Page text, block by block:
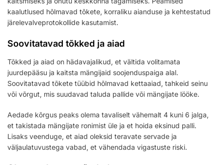
kaalutlused hõlmavad tõkete, korraliku aianduse ja kehtestatud
järelevalveprotokollide kasutamist.
Soovitatavad tõkked ja aiad
Tõkked ja aiad on hädavajalikud, et vältida volitamata
juurdepääsu ja kaitsta mängijaid soojenduspaiga alal.
Soovitatavad tõkete tüübid hõlmavad kettaaiad, tahkeid seinu
või võrgut, mis suudavad taluda pallide või mängijate lööke.
Aedade kõrgus peaks olema tavaliselt vähemalt 4 kuni 6 jalga,
et takistada mängijate ronimist üle ja et hoida eksinud palli.
Lisaks veenduge, et aiad oleksid teravate servade ja
väljaulatuvustega vabad, et vähendada vigastuste riski.